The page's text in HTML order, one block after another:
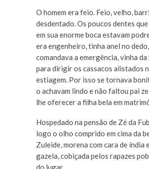
O homem era feio. Feio, velho,
desdentado. Os poucos dentes
em sua enorme boca estavam
era engenheiro, tinha anel no dedo,
comandava a emergência, vinha da
para dirigir os cassacos alistados
estiagem. Por isso se tornava
o achavam lindo e não faltou pai
lhe oferecer a filha bela em
Hospedado na pensão de Zé da
logo o olho comprido em cima da
Zuleide, morena com cara de índia
gazela, cobiçada pelos rapazes
do lugar.